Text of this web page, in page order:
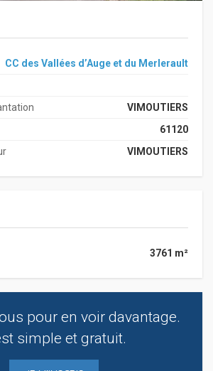
CC des Vallées d’Auge et du Merlerault
VIMOUTIERS
61120
VIMOUTIERS
3761 m²
pour en voir davantage.
simple et gratuit.